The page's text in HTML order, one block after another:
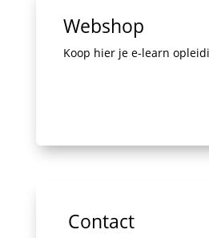
Webshop
Koop hier je e-learn
Contact